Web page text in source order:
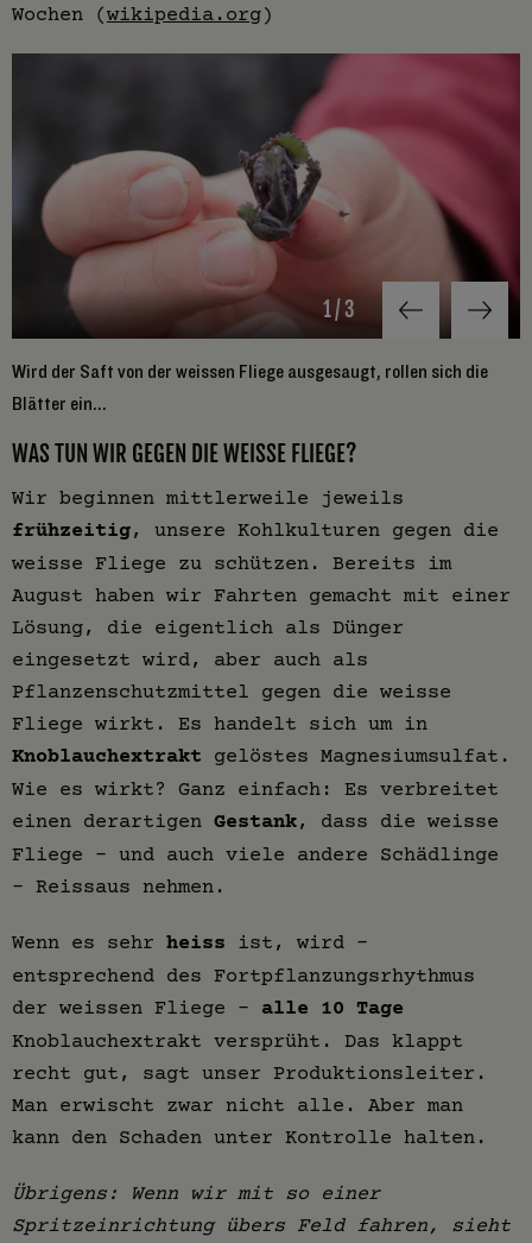
Wochen (wikipedia.org)
1/ 3
Wird der Saft von der weissen Fliege ausgesaugt, rollen sich die
Blätter ein...
WAS TUN WIR GEGEN DIE WEISSE FLIEGE?
Wir beginnen mittlerweile jeweils
frühzeitig, unsere Kohlkulturen gegen die
weisse Fliege zu schützen. Bereits im
August haben wir Fahrten gemacht mit einer
Lösung, die eigentlich als Dünger
eingesetzt wird, aber auch als
Pflanzenschutzmittel gegen die weisse
Fliege wirkt. Es handelt sich um in
Knoblauchextrakt gelöstes Magnesiumsulfat.
Wie es wirkt? Ganz einfach: Es verbreitet
einen derartigen Gestank, dass die weisse
Fliege – und auch viele andere Schädlinge
– Reissaus nehmen.
Wenn es sehr heiss ist, wird –
entsprechend des Fortpflanzungsrhythmus
der weissen Fliege – alle 10 Tage
Knoblauchextrakt versprüht. Das klappt
recht gut, sagt unser Produktionsleiter.
Man erwischt zwar nicht alle. Aber man
kann den Schaden unter Kontrolle halten.
Übrigens: Wenn wir mit so einer
Spritzeinrichtung übers Feld fahren, sieht